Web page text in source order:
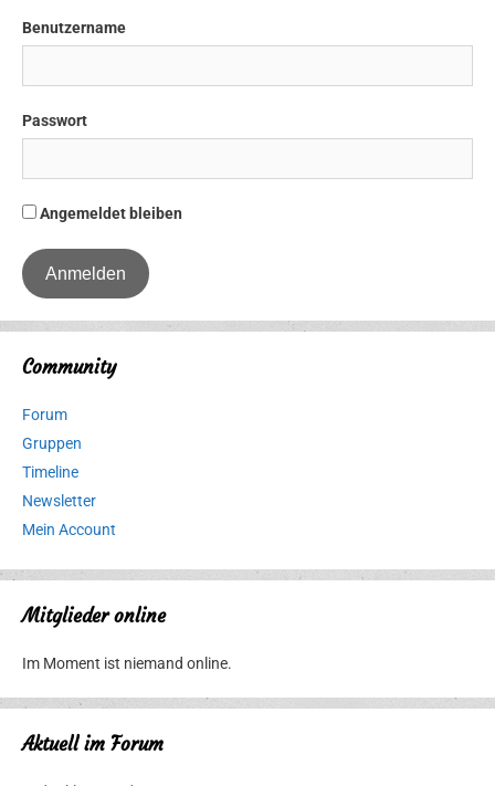
Benutzername
Passwort
Angemeldet bleiben
Community
Forum
Gruppen
Timeline
Newsletter
Mein Account
Mitglieder online
Im Moment ist niemand online.
Aktuell im Forum